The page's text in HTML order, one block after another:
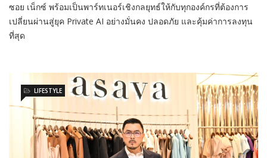
ซอย เน็กซ์ พร้อมเป็นพาร์ทเนอร์เชิงกลยุทธ์ให้กับทุกองค์กรที่ต้องการ
เปลี่ยนผ่านสู่ยุค Private AI อย่างมั่นคง ปลอดภัย และคุ้มค่าการลงทุน
ที่สุด
LIFESTYLE